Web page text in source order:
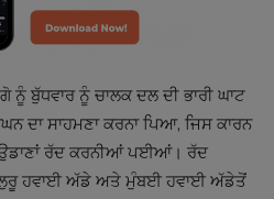
ਬੁੱਧਵਾਰ ਨੂੰ ਚਾਲਕ ਦਲ ਦੀ ਭਾਰੀ ਘਾਟ
ਦਾ ਸਾਹਮਣਾ ਕਰਨਾ ਪਿਆ, ਜਿਸ ਕਾਰਨ
ਰੱਦ ਕਰਨੀਆਂ ਪਈਆਂ। ਰੱਦ
ਹਵਾਈ ਅੱਡੇ ਅਤੇ ਮੁੰਬਈ ਹਵਾਈ ਅੱਡੇਤੋਂ